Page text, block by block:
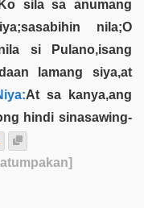
sila sa anumang
nila;O
si Pulano,isang
lamang siya,at
At sa kanya,ang
hindi sinasawing-